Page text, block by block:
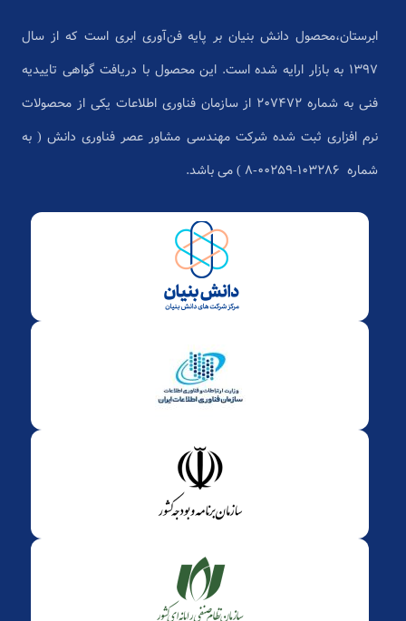
ابرستان،محصول دانش بنیان بر پایه فن‌آوری ابری است که از سال
1397 به بازار ارایه شده است. این محصول با دریافت گواهی تاییدیه
فنی به شماره 207472 از سازمان فناوری اطلاعات یکی از محصولات
نرم افزاری ثبت شده شرکت مهندسی مشاور عصر فناوری دانش ( به
شماره ۱۰۳۲۸۶-۰۰۲۵۹-۸ ) می باشد.